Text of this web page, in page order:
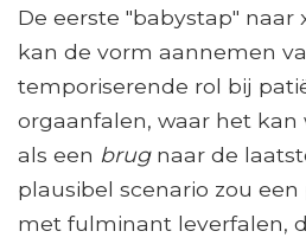
De eerste "babystap" naar
kan de vorm aannemen
temporiserende rol bij
orgaanfalen, waar het
als een brugnaar de
plausibel scenario zou
met fulminant leverfalen,